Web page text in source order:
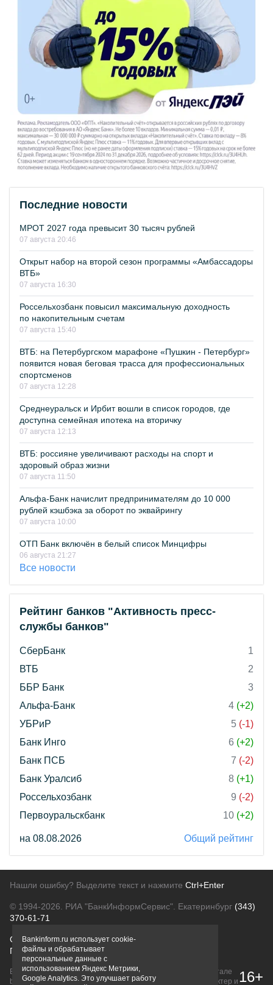
Последние новости
МРОТ 2027 года превысит 30 тысяч рублей
07 августа 20:46
Открыт набор на второй сезон программы «Амбассадоры
ВТБ»
07 августа 16:30
Россельхозбанк повысил максимальную доходность
по накопительным счетам
07 августа 15:40
ВТБ: на Петербургском марафоне «Пушкин - Петербург»
появится новая беговая трасса для профессиональных
спортсменов
07 августа 12:28
Среднеуральск и Ирбит вошли в список городов, где
доступна семейная ипотека на вторичку
07 августа 12:13
ВТБ: россияне увеличивают расходы на спорт и
здоровый образ жизни
07 августа 11:50
Альфа-Банк начислит предпринимателям до 10 000
рублей кэшбэка за оборот по эквайрингу
07 августа 10:00
ОТП Банк включён в белый список Минцифры
06 августа 21:27
Все новости
Рейтинг банков "Активность пресс-
службы банков"
СберБанк
1
ВТБ
2
ББР Банк
3
Альфа-Банк
4 (+2)
УБРиР
5 (-1)
Банк Инго
6 (+2)
Банк ПСБ
7 (-2)
Банк Уралсиб
8 (+1)
Россельхозбанк
9 (-2)
Первоуральскбанк
10 (+2)
на 08.08.2026 Общий рейтинг
Нашли ошибку? Выделите текст и нажмите Ctrl+Enter
© 1994-2026. РИА "БанкИнформСервис". Екатеринбург (343)
370-61-71
О проектеПолитика конфиденциальности
Правовая информацияДля рекламодателей
Вся информация о продуктах банков, размещенная на портале
bankinform.ru, носит исключительно ознакомительный характер и 16+
Bankinform.ru использует cookie-
файлы и обрабатывает
персональные данные с
использованием Яндекс Метрики,
Google Analytics. Это улучшает работу